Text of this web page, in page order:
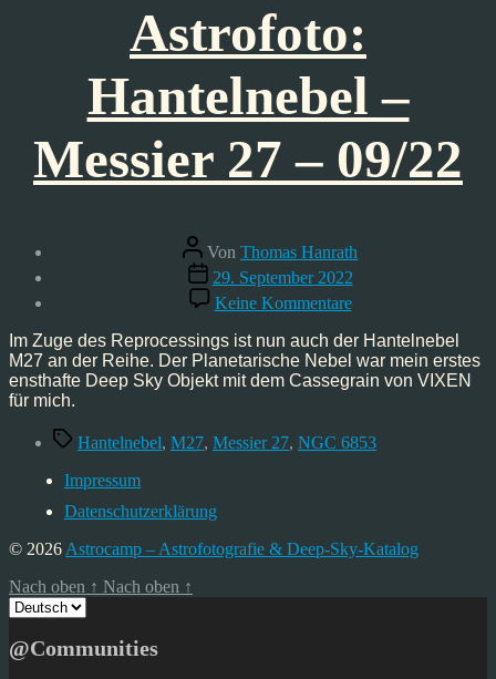
Astrofoto:
Hantelnebel –
Messier 27 – 09/22
Beitragsautor
Von Thomas Hanrath
Veröffentlichungsdatum
29. September 2022
Keine Kommentarezu
Astrofoto:
Hantelnebel
–
Messier
09/22
Im Zuge des Reprocessings ist nun auch der Hantelnebel
M27 an der Reihe. Der Planetarische Nebel war mein erstes
ensthafte Deep Sky Objekt mit dem Cassegrain von VIXEN
für mich.
Schlagwörter
Hantelnebel, M27, Messier 27, NGC 6853
Impressum
Datenschutzerklärung
© 2026 Astrocamp – Astrofotografie & Deep-Sky-Katalog
Nach oben ↑ Nach oben ↑
Sprache
auswählen
@Communities